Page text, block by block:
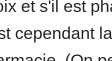
et s'il est
cependant